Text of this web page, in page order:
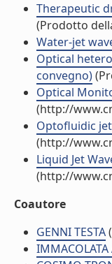
Therapeutic
(Prodotto
Water-jet
Optical
convegno)
Optical
(http://
Optofluidic
(http://
Liquid Jet
(http://
Coautore
GENNI TESTA